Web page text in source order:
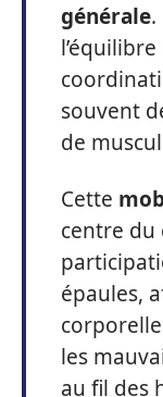
générale.
souvent
de
Cette
centre du
épaules,
les
au fil des